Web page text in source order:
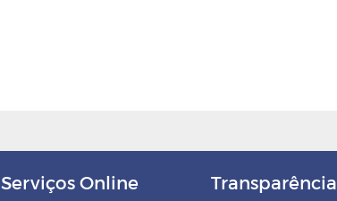
Serviços Online Transparência